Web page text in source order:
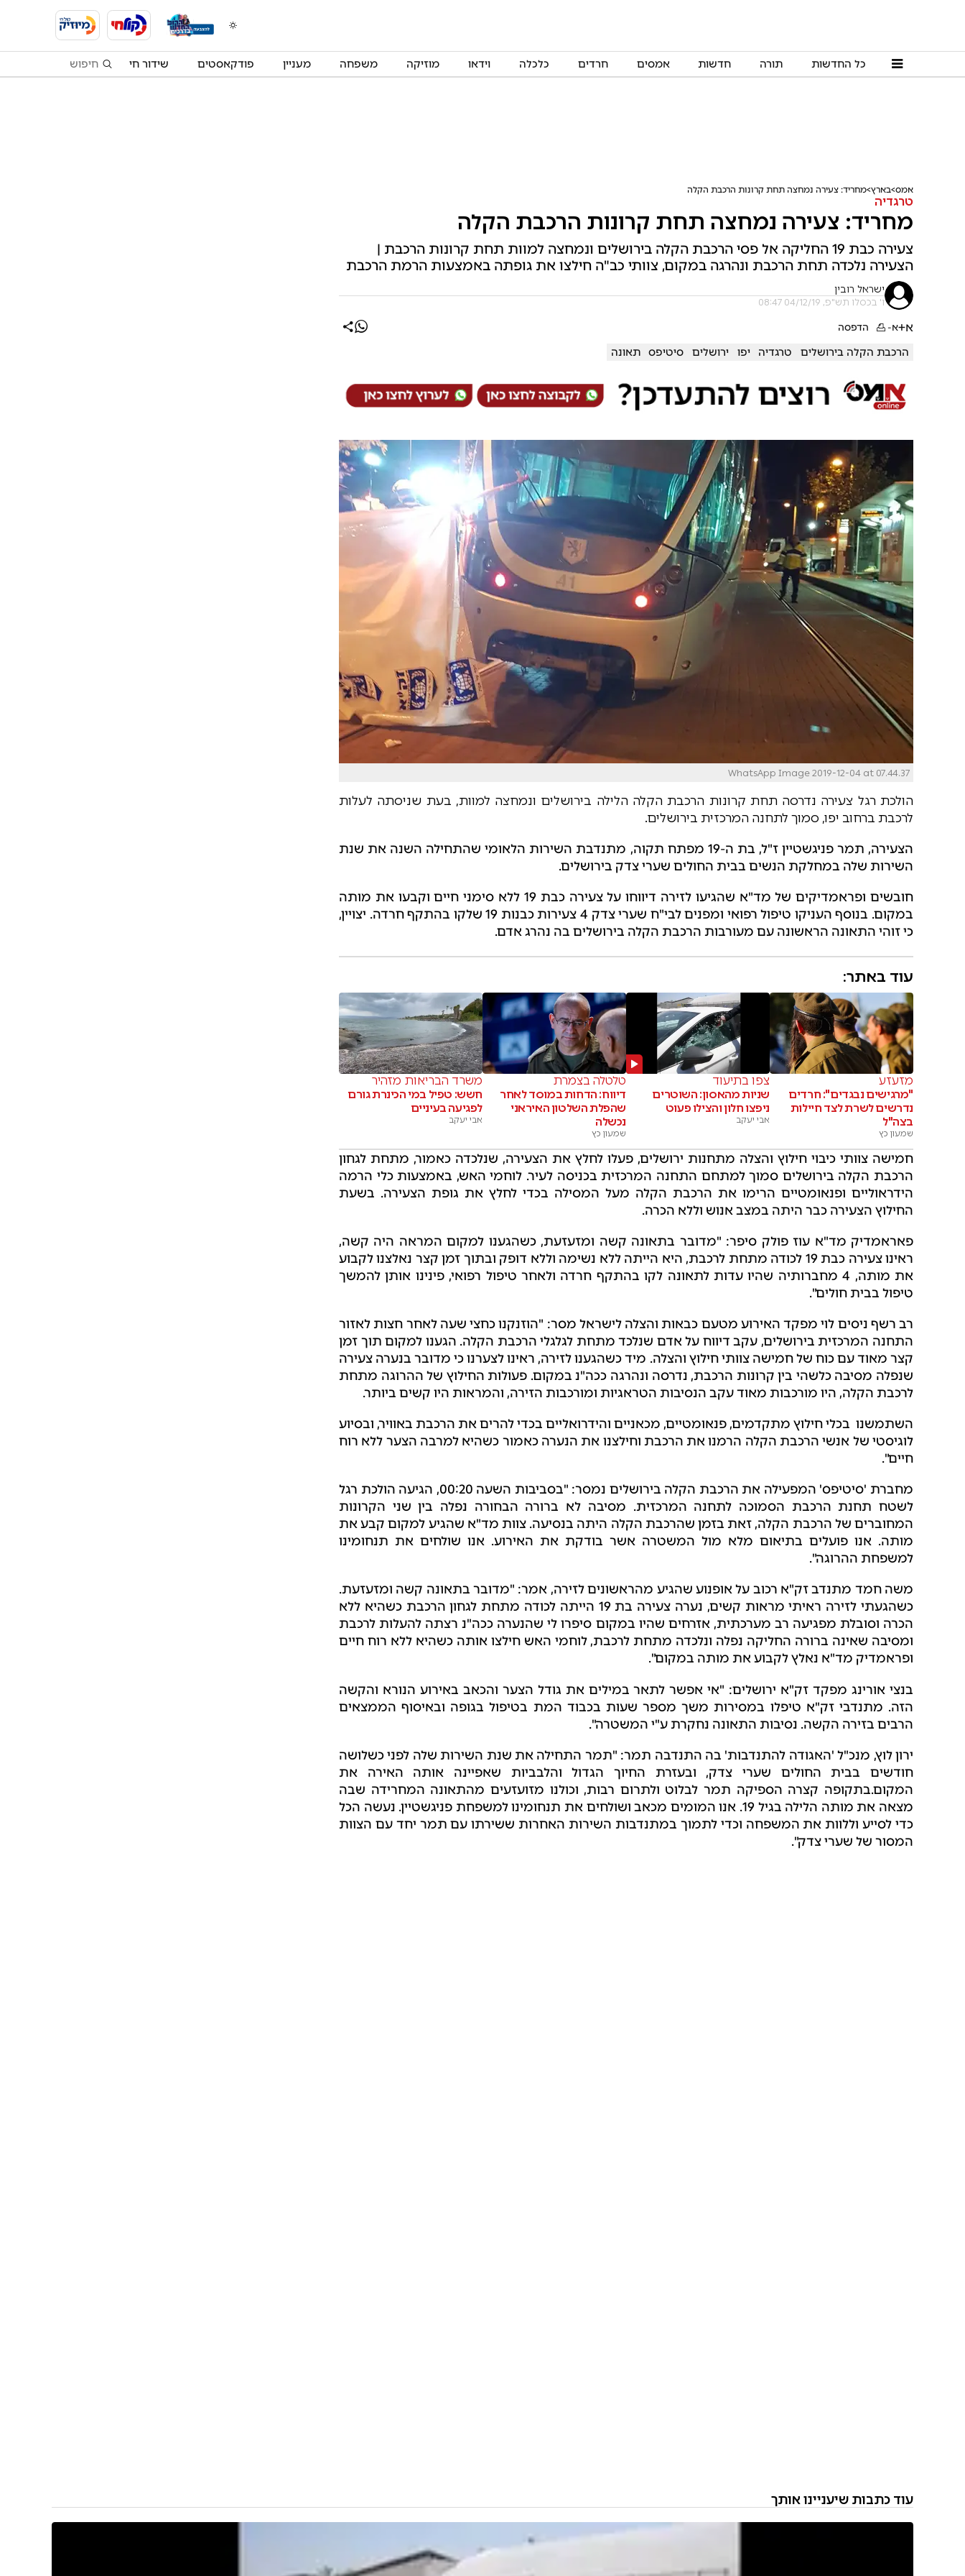
כל החדשות תורה חדשות אמסים חרדים כלכלה וידאו מוזיקה משפחה מעניין פודקאסטים שידור חי
אמס בארץ מחריד: צעירה נמחצה תחת קרונות הרכבת הקלה
טרגדיה
מחריד: צעירה נמחצה תחת קרונות הרכבת הקלה
צעירה כבת 19 החליקה אל פסי הרכבת הקלה בירושלים ונמחצה למוות תחת קרונות הרכבת |
הצעירה נלכדה תחת הרכבת ונהרגה במקום, צוותי כב"ה חילצו את גופתה באמצעות הרמת הרכבת
ישראל רובין
ו' בכסלו תש"פ, 04/12/19 08:47
א+א- הדפסה
הרכבת הקלה בירושלים טרגדיה יפו ירושלים סיטיפס תאונה
WhatsApp Image 2019-12-04 at 07.44.37
הולכת רגל צעירה נדרסה תחת קרונות הרכבת הקלה הלילה בירושלים ונמחצה למוות, בעת שניסתה לעלות
לרכבת ברחוב יפו, סמוך לתחנה המרכזית בירושלים.
הצעירה, תמר פניגשטיין ז"ל, בת ה-19 מפתח תקוה, מתנדבת השירות הלאומי שהתחילה השנה את שנת
השירות שלה במחלקת הנשים בבית החולים שערי צדק בירושלים.
חובשים ופראמדיקים של מד"א שהגיעו לזירה דיווחו על צעירה כבת 19 ללא סימני חיים וקבעו את מותה
במקום. בנוסף העניקו טיפול רפואי ומפנים לבי"ח שערי צדק 4 צעירות כבנות 19 שלקו בהתקף חרדה. יצויין,
כי זוהי התאונה הראשונה עם מעורבות הרכבת הקלה בירושלים בה נהרג אדם.
עוד באתר:
מזעזע
"מרגישים נבגדים": חרדים
נדרשים לשרת לצד חיילות
בצה"ל
שמעון כץ
צפו בתיעוד
שניות מהאסון: השוטרים
ניפצו חלון והצילו פעוט
אבי יעקב
טלטלה בצמרת
דיווח: הדחות במוסד לאחר
שהפלת השלטון האיראני
נכשלה
שמעון כץ
משרד הבריאות מזהיר
חשש: טפיל במי הכינרת גורם
לפגיעה בעיניים
אבי יעקב
חמישה צוותי כיבוי חילוץ והצלה מתחנות ירושלים, פעלו לחלץ את הצעירה, שנלכדה כאמור, מתחת לגחון
הרכבת הקלה בירושלים סמוך למתחם התחנה המרכזית בכניסה לעיר. לוחמי האש, באמצעות כלי הרמה
הידראוליים ופנאומטיים הרימו את הרכבת הקלה מעל המסילה בכדי לחלץ את גופת הצעירה. בשעת
החילוץ הצעירה כבר היתה במצב אנוש וללא הכרה.
פאראמדיק מד"א עוז פולק סיפר: "מדובר בתאונה קשה ומזעזעת, כשהגענו למקום המראה היה קשה,
ראינו צעירה כבת 19 לכודה מתחת לרכבת, היא הייתה ללא נשימה וללא דופק ובתוך זמן קצר נאלצנו לקבוע
את מותה, 4 מחברותיה שהיו עדות לתאונה לקו בהתקף חרדה ולאחר טיפול רפואי, פינינו אותן להמשך
טיפול בבית חולים".
רב רשף ניסים לוי מפקד האירוע מטעם כבאות והצלה לישראל מסר: "הוזנקנו כחצי שעה לאחר חצות לאזור
התחנה המרכזית בירושלים, עקב דיווח על אדם שנלכד מתחת לגלגלי הרכבת הקלה. הגענו למקום תוך זמן
קצר מאוד עם כוח של חמישה צוותי חילוץ והצלה. מיד כשהגענו לזירה, ראינו לצערנו כי מדובר בנערה צעירה
שנפלה מסיבה כלשהי בין קרונות הרכבת, נדרסה ונהרגה ככה"נ במקום. פעולות החילוץ של ההרוגה מתחת
לרכבת הקלה, היו מורכבות מאוד עקב הנסיבות הטראגיות ומורכבות הזירה, והמראות היו קשים ביותר.
השתמשנו בכלי חילוץ מתקדמים, פנאומטיים, מכאניים והידרואליים בכדי להרים את הרכבת באוויר, ובסיוע
לוגיסטי של אנשי הרכבת הקלה הרמנו את הרכבת וחילצנו את הנערה כאמור כשהיא למרבה הצער ללא רוח
חיים".
מחברת 'סיטיפס' המפעילה את הרכבת הקלה בירושלים נמסר: "בסביבות השעה 00:20, הגיעה הולכת רגל
לשטח תחנת הרכבת הסמוכה לתחנה המרכזית. מסיבה לא ברורה הבחורה נפלה בין שני הקרונות
המחוברים של הרכבת הקלה, זאת בזמן שהרכבת הקלה היתה בנסיעה. צוות מד"א שהגיע למקום קבע את
מותה. אנו פועלים בתיאום מלא מול המשטרה אשר בודקת את האירוע. אנו שולחים את תנחומינו
למשפחת ההרוגה".
משה חמד מתנדב זק"א רכוב על אופנוע שהגיע מהראשונים לזירה, אמר: "מדובר בתאונה קשה ומזעזעת.
כשהגעתי לזירה ראיתי מראות קשים, נערה צעירה בת 19 הייתה לכודה מתחת לגחון הרכבת כשהיא ללא
הכרה וסובלת מפגיעה רב מערכתית, אזרחים שהיו במקום סיפרו לי שהנערה ככה"נ רצתה להעלות לרכבת
ומסיבה שאינה ברורה החליקה נפלה ונלכדה מתחת לרכבת, לוחמי האש חילצו אותה כשהיא ללא רוח חיים
ופראמדיק מד"א נאלץ לקבוע את מותה במקום".
בנצי אורינג מפקד זק"א ירושלים: "אי אפשר לתאר במילים את גודל הצער והכאב באירוע הנורא והקשה
הזה. מתנדבי זק"א טיפלו במסירות משך מספר שעות בכבוד המת בטיפול בגופה ובאיסוף הממצאים
הרבים בזירה הקשה. נסיבות התאונה נחקרת ע"י המשטרה".
ירון לוץ, מנכ"ל 'האגודה להתנדבות' בה התנדבה תמר: "תמר התחילה את שנת השירות שלה לפני כשלושה
חודשים בבית החולים שערי צדק, ובעזרת החיוך הגדול והלבביות שאפיינה אותה האירה את
המקום.בתקופה קצרה הספיקה תמר לבלוט ולתרום רבות, וכולנו מזועזעים מהתאונה המחרידה שבה
מצאה את מותה הלילה בגיל 19. אנו המומים מכאב ושולחים את תנחומינו למשפחת פניגשטיין. נעשה הכל
כדי לסייע וללוות את המשפחה וכדי לתמוך במתנדבות השירות האחרות ששירתו עם תמר יחד עם הצוות
המסור של שערי צדק".
עוד כתבות שיעניינו אותך